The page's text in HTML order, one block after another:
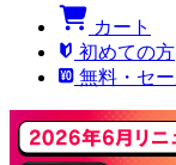
カート
初めての方
無料・セ